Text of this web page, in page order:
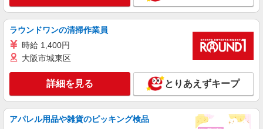
ラウンドワンの清掃作業員
時給 1,400円
大阪市城東区
詳細を見る とりあえずキープ
アパレル用品や雑貨のピッキング検品